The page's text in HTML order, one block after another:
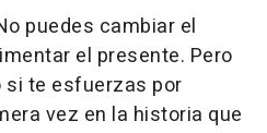
puedes cambiar el
el presente. Pero
te esfuerzas por
vez en la historia que